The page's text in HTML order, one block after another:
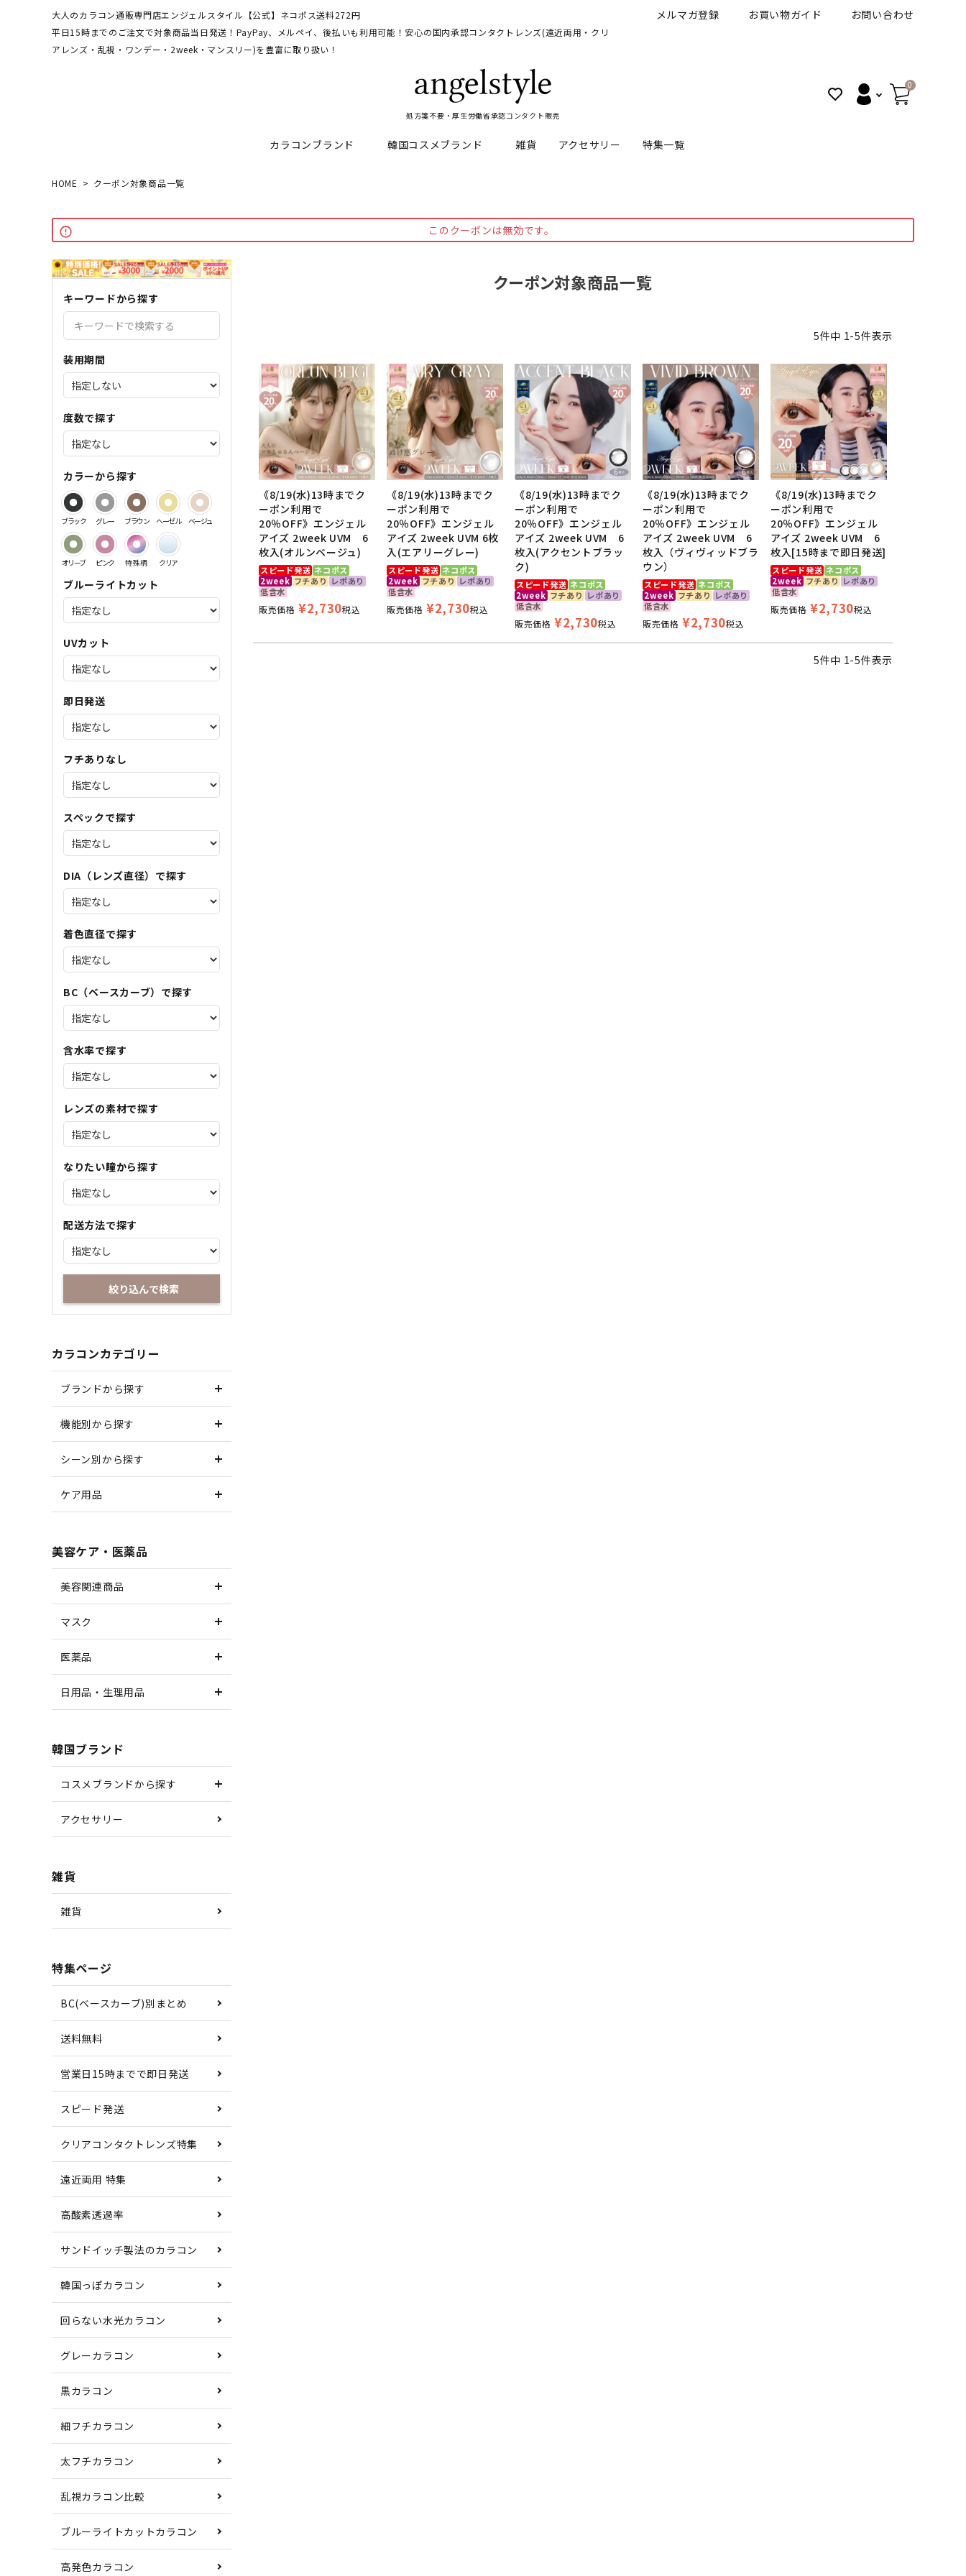
大人のカラコン通販専門店エンジェルスタイル【公式】ネコポス送料272円
平日15時までのご注文で対象商品当日発送！PayPay、メルペイ、後払いも利用可能！安心の国内承認コンタクトレンズ(遠近両用・クリ
アレンズ・乱視・ワンデー・2week・マンスリー)を豊富に取り扱い！
メルマガ登録 お買い物ガイド お問い合わせ
処方箋不要・厚生労働省承認コンタクト販売
0
カラコンブランド
ディファインモイスト
イルミネート
エバーカラーシリーズ
レヴィアワンマンス
韓国コスメブランド
その他ブランドはこちら
雑貨 アクセサリー 特集一覧
バレないカラコン
HOME クーポン対象商品一覧
このクーポンは無効です。
キーワードから探す
装用期間
度数で探す
カラーから探す
ブラック グレー ブラウン ヘーゼル ベージュ
オリーブ ピンク 特殊柄 クリア
ブルーライトカット
UVカット
即日発送
フチありなし
スペックで探す
DIA（レンズ直径）で探す
着色直径で探す
BC（ベースカーブ）で探す
含水率で探す
レンズの素材で探す
なりたい瞳から探す
配送方法で探す
絞り込んで検索
カラコンカテゴリー
ブランドから探す
機能別から探す
シーン別から探す
ケア用品
美容ケア・医薬品
美容関連商品
マスク
医薬品
日用品・生理用品
韓国ブランド
コスメブランドから探す
アクセサリー
雑貨
雑貨
特集ページ
BC(ベースカーブ)別まとめ
送料無料
営業日15時までで即日発送
スピード発送
クリアコンタクトレンズ特集
遠近両用 特集
高酸素透過率
サンドイッチ製法のカラコン
韓国っぽカラコン
回らない水光カラコン
グレーカラコン
黒カラコン
細フチカラコン
太フチカラコン
乱視カラコン比較
ブルーライトカットカラコン
高発色カラコン
クーポン対象商品一覧
5件中 1-5件表示
《8/19(水)13時までク
ーポン利用で
20％OFF》エンジェル
アイズ 2week UVM 6
枚入(オルンベージュ)
スピード発送 ネコポス
2week フチあり レポあり
低含水
販売価格 ¥2,730税込
《8/19(水)13時までク
ーポン利用で
20％OFF》エンジェル
アイズ 2week UVM 6枚
入(エアリーグレー)
スピード発送 ネコポス
2week フチあり レポあり
低含水
販売価格 ¥2,730税込
《8/19(水)13時までク
ーポン利用で
20％OFF》エンジェル
アイズ 2week UVM 6
枚入(アクセントブラッ
ク)
スピード発送 ネコポス
2week フチあり レポあり
低含水
販売価格 ¥2,730税込
《8/19(水)13時までク
ーポン利用で
20％OFF》エンジェル
アイズ 2week UVM 6
枚入（ヴィヴィッドブラ
ウン）
スピード発送 ネコポス
2week フチあり レポあり
低含水
販売価格 ¥2,730税込
《8/19(水)13時までク
ーポン利用で
20％OFF》エンジェル
アイズ 2week UVM 6
枚入[15時まで即日発送]
スピード発送 ネコポス
2week フチあり レポあり
低含水
販売価格 ¥2,730税込
5件中 1-5件表示